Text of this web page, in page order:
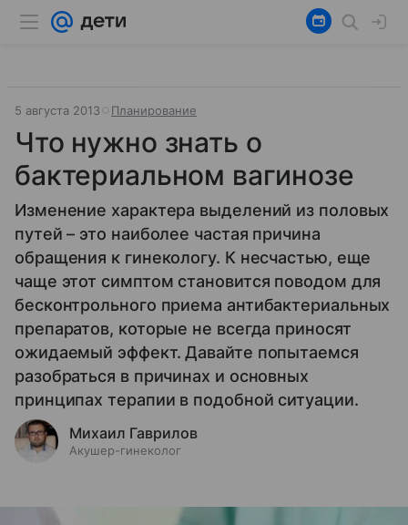
5 августа 2013 Планирование
Что нужно знать о
бактериальном вагинозе
Изменение характера выделений из половых
путей – это наиболее частая причина
обращения к гинекологу. К несчастью, еще
чаще этот симптом становится поводом для
бесконтрольного приема антибактериальных
препаратов, которые не всегда приносят
ожидаемый эффект. Давайте попытаемся
разобраться в причинах и основных
принципах терапии в подобной ситуации.
Михаил Гаврилов
Акушер-гинеколог